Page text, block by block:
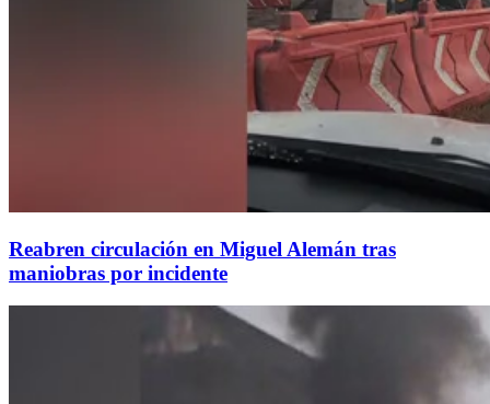
Reabren circulación en Miguel Alemán tras
maniobras por incidente